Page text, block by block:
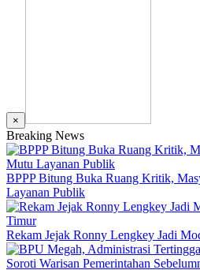
×
Breaking News
BPPP Bitung Buka Ruang Kritik,
Layanan Publik
Rekam Jejak Ronny Lengkey Jadi